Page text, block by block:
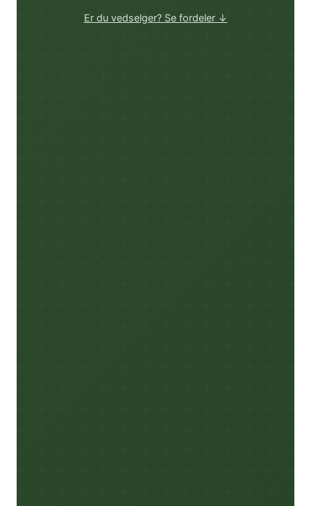
Er du vedselger? Se fordeler ↓